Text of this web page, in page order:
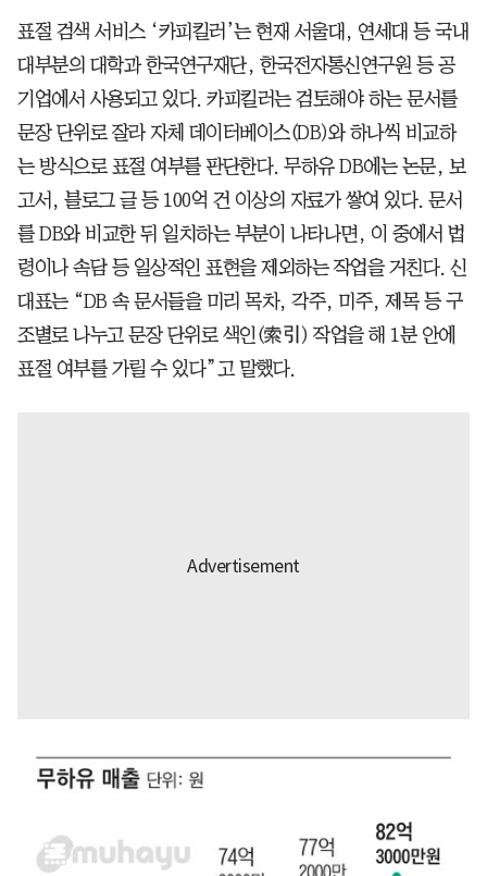
표절 검색 서비스 ‘카피킬러’는 현재 서울대, 연세대 등 국내
대부분의 대학과 한국연구재단, 한국전자통신연구원 등 공
기업에서 사용되고 있다. 카피킬러는 검토해야 하는 문서를
문장 단위로 잘라 자체 데이터베이스(DB)와 하나씩 비교하
는 방식으로 표절 여부를 판단한다. 무하유 DB에는 논문, 보
고서, 블로그 글 등 100억 건 이상의 자료가 쌓여 있다. 문서
를 DB와 비교한 뒤 일치하는 부분이 나타나면, 이 중에서 법
령이나 속담 등 일상적인 표현을 제외하는 작업을 거친다. 신
대표는 “DB 속 문서들을 미리 목차, 각주, 미주, 제목 등 구
조별로 나누고 문장 단위로 색인(索引) 작업을 해 1분 안에
표절 여부를 가릴 수 있다”고 말했다.